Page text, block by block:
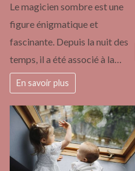
Le magicien sombre est une
figure énigmatique et
fascinante. Depuis la nuit des
temps, il a été associé à la…
En savoir plus